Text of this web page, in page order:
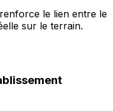
le lien entre le
sur le terrain.